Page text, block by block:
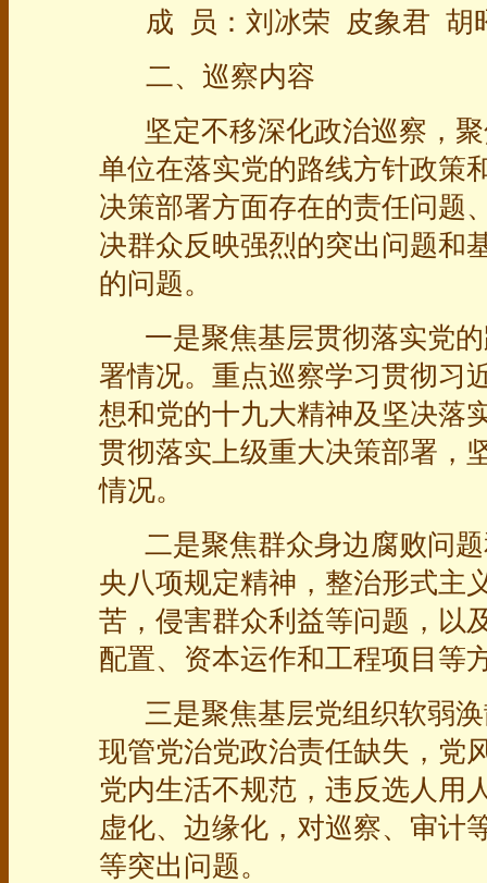
成 员：刘冰荣 皮象君 胡
二、巡察内容
坚定不移深化政治巡察，
单位在落实党的路线方针政策
决策部署方面存在的责任问题
决群众反映强烈的突出问题和
的问题。
一是聚焦基层贯彻落实党
署情况。重点巡察学习贯彻习
想和党的十九大精神及坚决落
贯彻落实上级重大决策部署，
情况。
二是聚焦群众身边腐败问
央八项规定精神，整治形式主
苦，侵害群众利益等问题，以
配置、资本运作和工程项目等
三是聚焦基层党组织软弱
现管党治党政治责任缺失，党
党内生活不规范，违反选人用
虚化、边缘化，对巡察、审计
等突出问题。